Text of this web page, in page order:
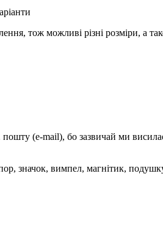
тож можливі різні розміри, а
(e-mail), бо зазвичай ми
значок, вимпел, магнітик,